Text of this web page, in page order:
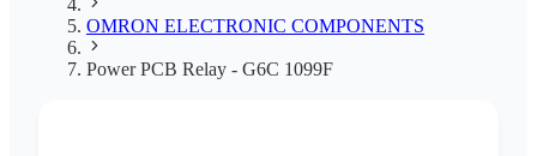
OMRON ELECTRONIC COMPONENTS
Power PCB Relay - G6C 1099F